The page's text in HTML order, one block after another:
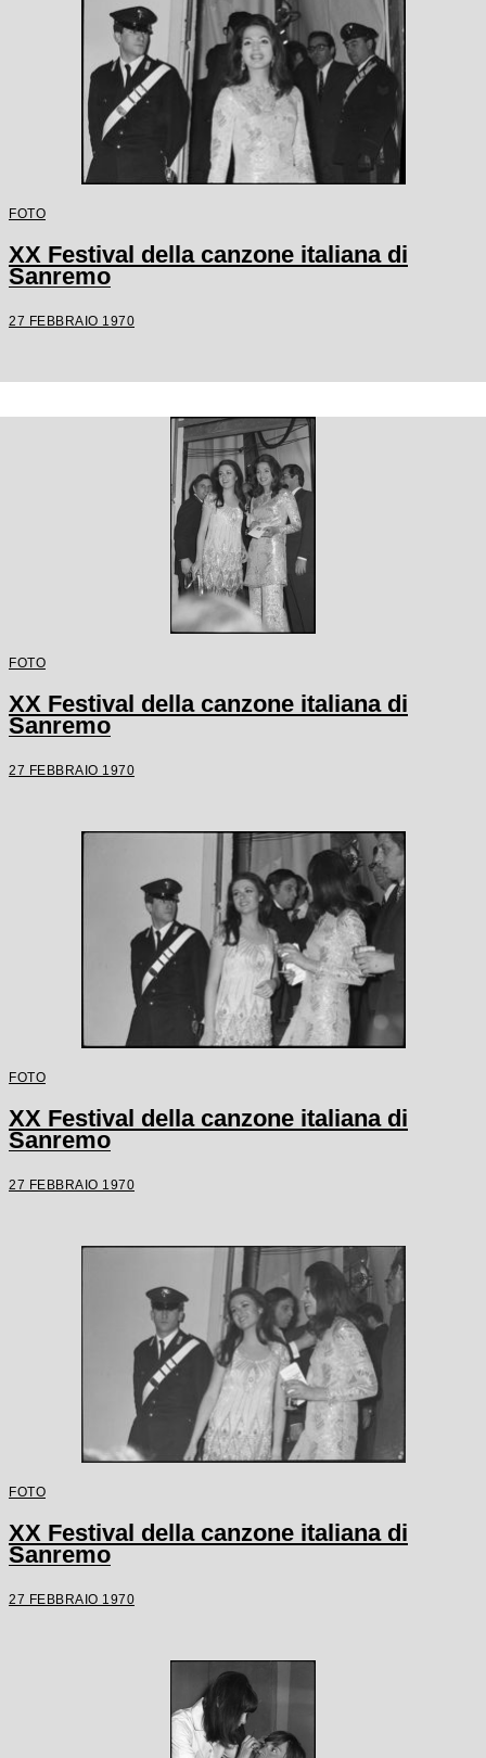
FOTO
XX Festival della canzone italiana di
Sanremo
27 FEBBRAIO 1970
FOTO
XX Festival della canzone italiana di
Sanremo
27 FEBBRAIO 1970
FOTO
XX Festival della canzone italiana di
Sanremo
27 FEBBRAIO 1970
FOTO
XX Festival della canzone italiana di
Sanremo
27 FEBBRAIO 1970